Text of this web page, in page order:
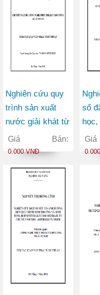
Nghiên cứu quy
trình sản xuất
nước giải khát từ
nguyên liệu chè
đen
Giá Bán:
0.000 VNĐ
số
đối
Nam